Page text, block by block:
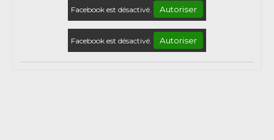
Facebook est désactivé. Autoriser
Facebook est désactivé. Autoriser